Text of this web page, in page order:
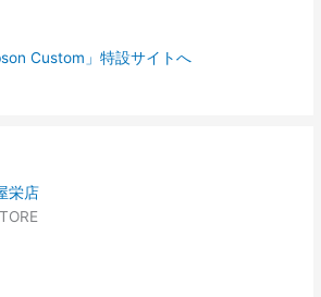
Custom」特設サイトへ
栄店